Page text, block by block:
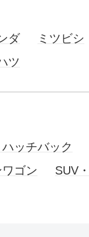
ダ
ミツビシ
ツ
ッチバック
ゴン
SUV